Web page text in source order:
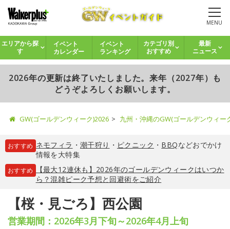
MENU
エリアから探
す
イベント
カレンダー
イベント
ランキング
カテゴリ別
おすすめ
最新
ニュース
2026年の更新は終了いたしました。来年（2027年）も
どうぞよろしくお願いします。
GW(ゴールデンウィーク)2026 九州・沖縄のGW(ゴールデンウィ
おすすめ ネモフィラ ・ 潮干狩り ・ ピクニック ・ BBQなどおでかけ
情報を大特集
おすすめ
【最大12連休も】2026年のゴールデンウィークはいつか
ら？混雑ピーク予想と回避術をご紹介
【桜・見ごろ】西公園
営業期間：2026年3月下旬～2026年4月上旬